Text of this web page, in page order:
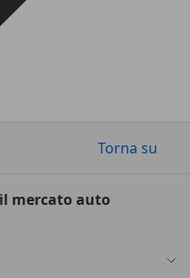
Torna su
mercato auto